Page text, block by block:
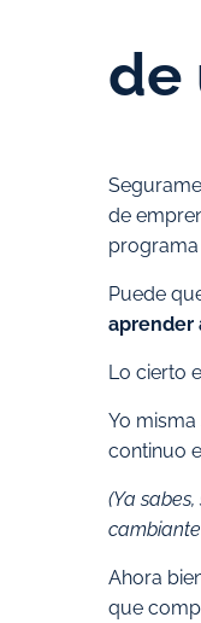
de
de
programa
Puede
aprender
Lo cierto
Yo
continuo
(Ya sabes,
Ahora
que